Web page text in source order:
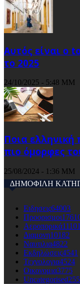
Αυτός είναι ο
το 2025
24/10/2025 - 5:48 ΜΜ
Ποια ελληνική
πιο όμορφες
25/08/2024 - 1:36 ΜΜ
ΔΗΜΟΦΙΛΗ
Ειδησεις64003
Προορισμοι
Αεροπορικά11101
Διαμονη10182
Ναυτιλια4822
Εκδηλώσεις4541
Τεχνολογια4524
Οικονομια3775
Uncategorised